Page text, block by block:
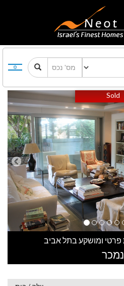
Sold
Previous
נמכר